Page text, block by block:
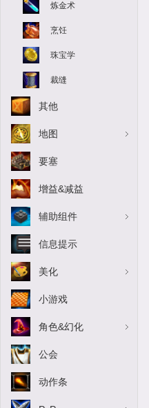
炼金术
烹饪
珠宝学
裁缝
其他
地图
要塞
增益&减益
辅助组件
信息提示
美化
小游戏
角色&幻化
公会
动作条